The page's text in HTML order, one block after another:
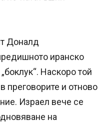
Доналд
иранско
Наскоро той
преговорите и отново
Израел вече се
на